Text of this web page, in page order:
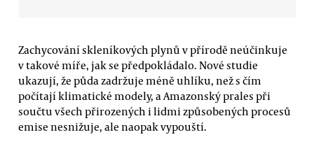
Zachycování skleníkových plynů v přírodě neúčinkuje
v takové míře, jak se předpokládalo. Nové studie
ukazují, že půda zadržuje méně uhlíku, než s čím
počítají klimatické modely, a Amazonský prales při
součtu všech přirozených i lidmi způsobených procesů
emise nesnižuje, ale naopak vypouští.